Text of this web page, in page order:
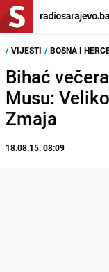
/ VIJESTI / BOSNA I
Bihać
Musu:
Zmaja
18.08.15. 08:09